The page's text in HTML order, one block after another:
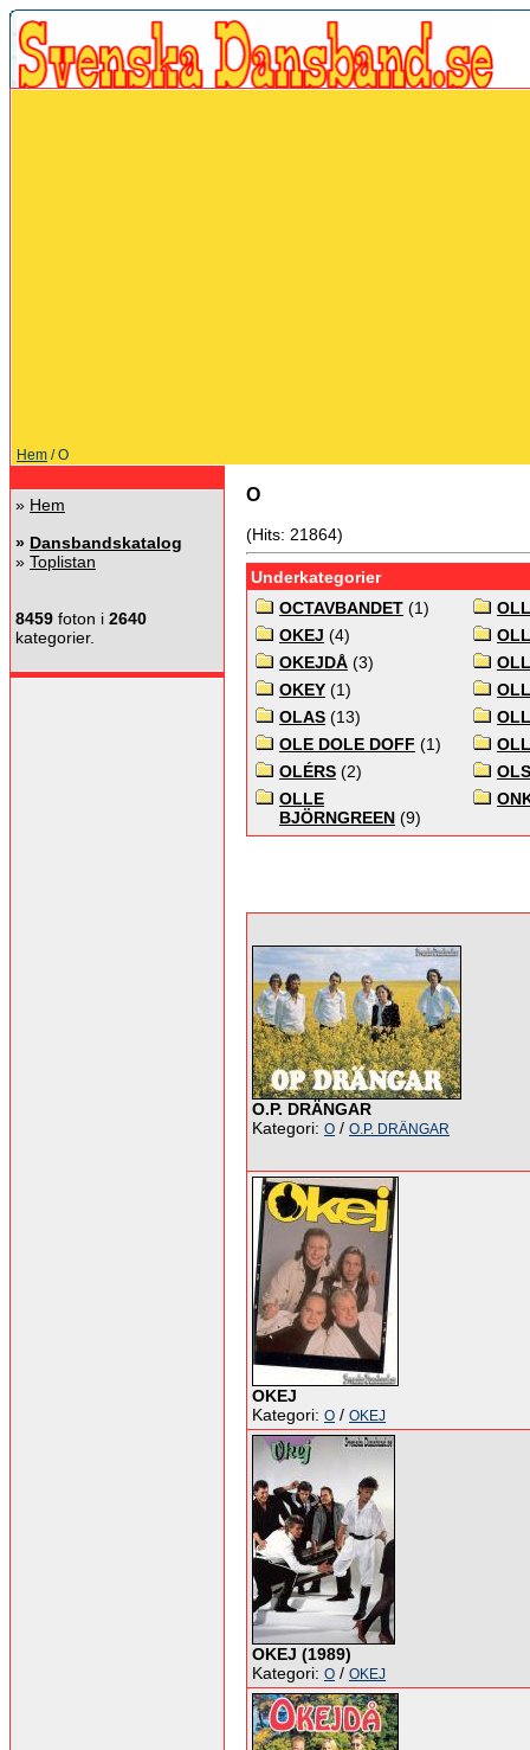
Hem / O
» Hem
» Dansbandskatalog
» Toplistan
8459 foton i 2640
kategorier.
O
(Hits: 21864)
Underkategorier
OCTAVBANDET (1)
OKEJ (4)
OKEJDÅ (3)
OKEY (1)
OLAS (13)
OLE DOLE DOFF (1)
OLÉRS (2)
OLLE
BJÖRNGREEN (9)
O.P. DRÄNGAR
Kategori: O / O.P. DRÄNGAR
OKEJ
Kategori: O / OKEJ
OKEJ (1989)
Kategori: O / OKEJ